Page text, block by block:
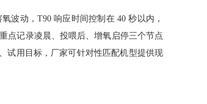
波动，T90 响应时间控制在 40 秒以内，
点记录凌晨、投喂后、增氧启停三个节点
试用目标，厂家可针对性匹配机型提供现